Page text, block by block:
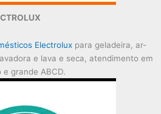
Electrolux para geladeira, ar-
e lava e seca, atendimento em
e grande ABCD.